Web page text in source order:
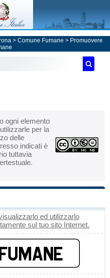
> Comune Fumane > Promuovere
ogni elemento
per la
delle
indicati è
tuttavia
ed utilizzarlo
sul tuo sito Internet.